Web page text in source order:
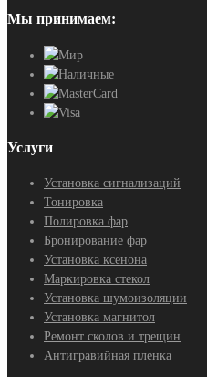
Мы принимаем:
Услуги
Установка сигнализаций
Тонировка
Полировка фар
Бронирование фар
Установка ксенона
Маркировка стекол
Установка шумоизоляции
Установка магнитол
Ремонт сколов и трещин
Антигравийная пленка